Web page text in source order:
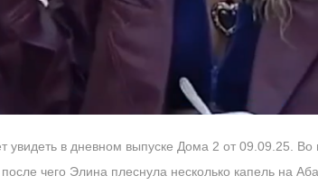
увидеть в дневном выпуске Дома 2 от 09.09.25.
чего Элина плеснула несколько капель на